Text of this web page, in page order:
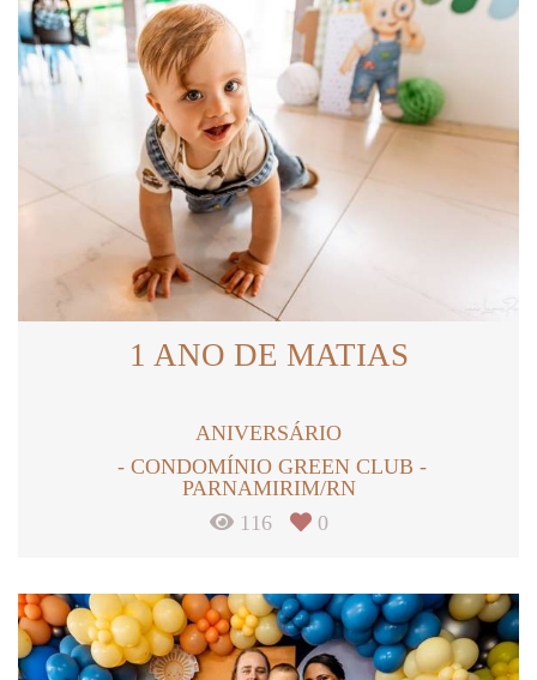
1 ANO DE MATIAS
ANIVERSÁRIO
CONDOMÍNIO GREEN CLUB -
PARNAMIRIM/RN
116
0